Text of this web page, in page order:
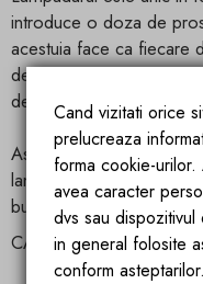
introduce o doza de
acestuia face ca fiecare
de viata. Elementele de
designul glamour.
Aspectul unic nu exclude
lampa sa se potriveasca
bucataria, camera de zi
CARACTERISTICILE
Cand vizitati orice
prelucreaza
forma cookie-
avea caracter
dvs sau
in general folosite
conform asteptarilor.